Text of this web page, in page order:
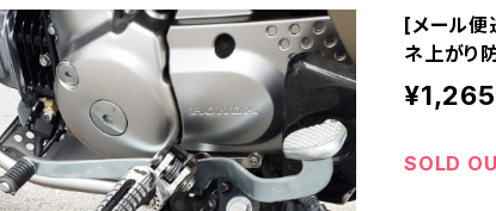
[メール便
ネ上がり
¥1,265
SOLD